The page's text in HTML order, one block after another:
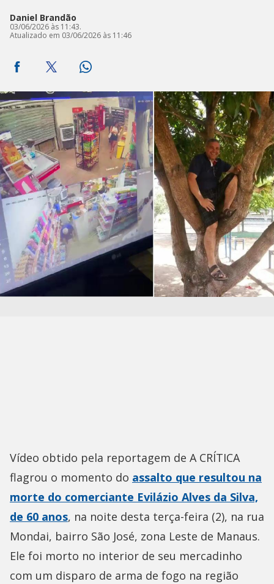
Daniel Brandão
03/06/2026 às 11:43.
Atualizado em 03/06/2026 às 11:46
Vídeo obtido pela reportagem de A CRÍTICA
flagrou o momento do assalto que resultou na
morte do comerciante Evilázio Alves da Silva,
de 60 anos, na noite desta terça-feira (2), na rua
Mondai, bairro São José, zona Leste de Manaus.
Ele foi morto no interior de seu mercadinho
com um disparo de arma de fogo na região